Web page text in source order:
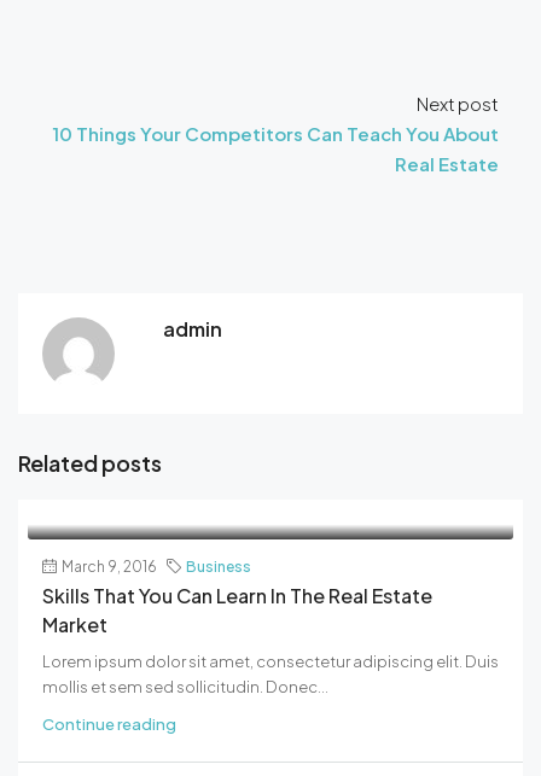
Next post
10 Things Your Competitors Can Teach You About
Real Estate
admin
Related posts
March 9, 2016 Business
Skills That You Can Learn In The Real Estate
Market
Lorem ipsum dolor sit amet, consectetur adipiscing elit. Duis
mollis et sem sed sollicitudin. Donec...
Continue reading